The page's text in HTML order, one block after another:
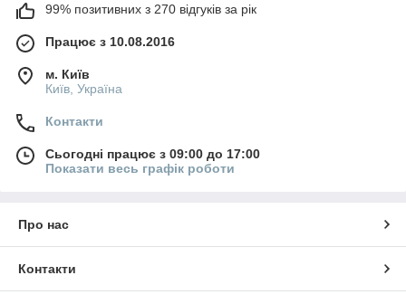
99% позитивних з 270 відгуків за рік
Працює з 10.08.2016
м. Київ
Київ, Україна
Контакти
Сьогодні працює з 09:00 до 17:00
Показати весь графік роботи
Про нас
Контакти